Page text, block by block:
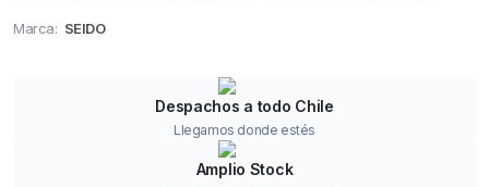
Marca: SEIDO
Despachos a todo Chile
Llegamos donde estés
Amplio Stock